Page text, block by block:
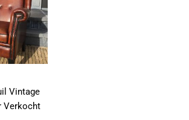
Vintage
Verkocht